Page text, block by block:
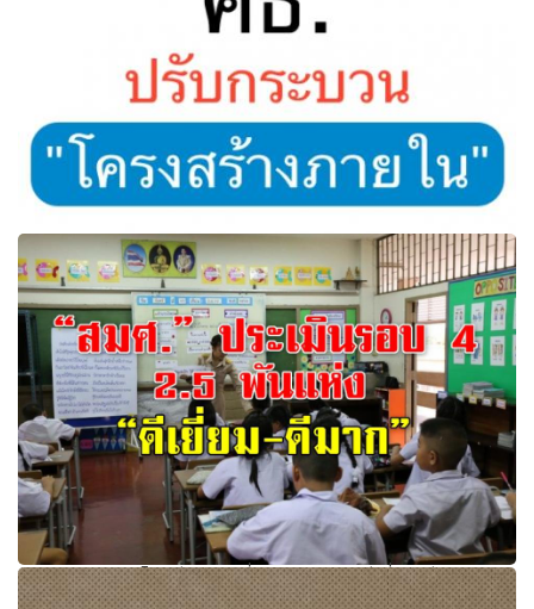
"ศธ."ปรับกระบวน"โครงสร้างภายใน" ให้เป็นหน่วยงานเดียว
แต่ภาระงานยังเหมือนเดิม
“สมศ.” ประเมินโรงเรียนรอบสี่ 2.5 พันแห่ง “ดีเยี่ยม-ดีมาก”